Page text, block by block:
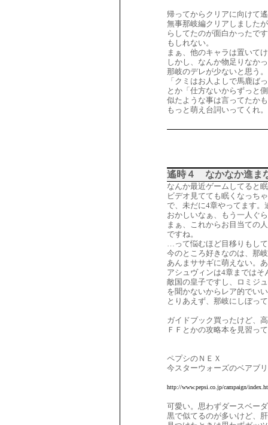
帰ってからクリアに向けて
無事那岐編クリアしました
らしてたのが面白かったで
もしれない。
まぁ、他のキャラは置いて
しかし、なんか物足りなか
那岐のデレが少ないと思う
「クミはお人よしで馬鹿ば
とか「仕方ないからずっと
似たような事は言ってたか
もっと萌え台詞いってくれ。
遙時４ なかなか進ま
なんか最近ゲームしてると
ビデオ見てても眠くなっち
で、未だに4章やってます。
おかしいなぁ、もう一人ぐ
まぁ、これからお目当ての
ですね。
…って悩むほど目移りもし
今のところ好きなのは、
あんまササギに萌えない。
アシュヴィンは4章までは
敵国の皇子ですし、ロミジ
を聞かないからレア的でい
とりあえず、那岐にしぼっ
ガイドブック買ったけど、
ＦＦとかの攻略本を見習っ
ペプシのＮＥＸ
今スターウォーズのベアブ
http://www.pepsi.co.jp/campaign/
可愛い。思わずダースベー
黒で似てるのが多いけど、